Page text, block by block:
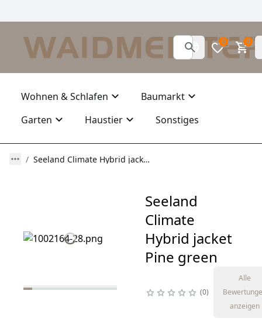
0 0
Wohnen & Schlafen
Baumarkt
Garten
Haustier Sonstiges
Seeland Climate Hybrid jacket Pine green
Seeland
Climate
Hybrid jacket
Pine green
0
Alle
anzeigen